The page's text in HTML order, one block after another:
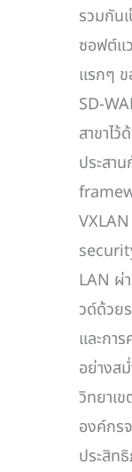
รวมกัน
ซอฟต์แ
แรกๆ
SD-
สาขาไ
ประสา
LAN ผ่
วด์ด้วย
และกา
อย่างส
วิทยาเ
องค์กร
ประสิท